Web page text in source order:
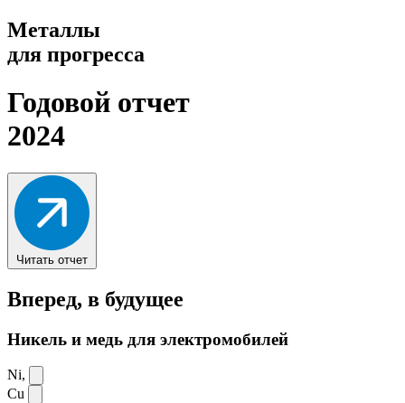
Металлы
для прогресса
Годовой отчет
2024
Читать отчет
Вперед, в будущее
Никель и медь для электромобилей
Ni,
Cu